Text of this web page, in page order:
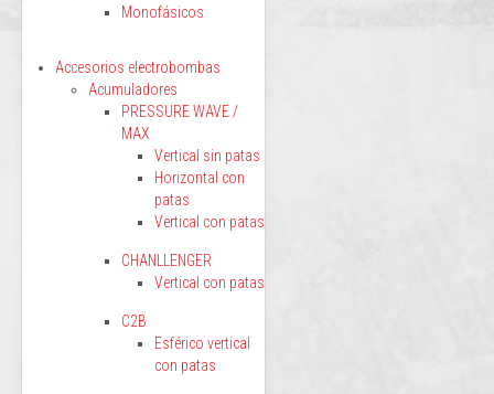
Monofásicos
Accesorios electrobombas
Acumuladores
PRESSURE WAVE /
MAX
Vertical sin patas
Horizontal con
patas
Vertical con patas
CHANLLENGER
Vertical con patas
C2B
Esférico vertical
con patas